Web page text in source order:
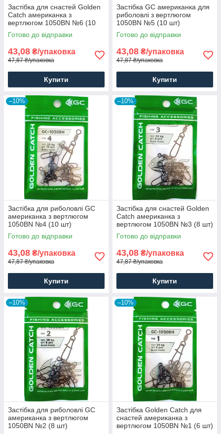
Застібка для снастей Golden
Catch американка з
вертлюгом 1050BN №6 (10
шт)
Готово до відправки
43,08 ₴/упаковка
47,87 ₴/упаковка
Купити
Застібка GC американка для
риболовлі з вертлюгом
1050BN №5 (10 шт)
Готово до відправки
43,08 ₴/упаковка
47,87 ₴/упаковка
Купити
–10%
Застібка для риболовлі GC
американка з вертлюгом
1050BN №4 (10 шт)
Готово до відправки
43,08 ₴/упаковка
47,87 ₴/упаковка
Купити
–10%
Застібка для снастей Golden
Catch американка з
вертлюгом 1050BN №3 (8 шт)
Готово до відправки
43,08 ₴/упаковка
47,87 ₴/упаковка
Купити
–10%
Застібка для риболовлі GC
американка з вертлюгом
1050BN №2 (8 шт)
–10%
Застібка Golden Catch для
снастей американка з
вертлюгом 1050BN №1 (6 шт)